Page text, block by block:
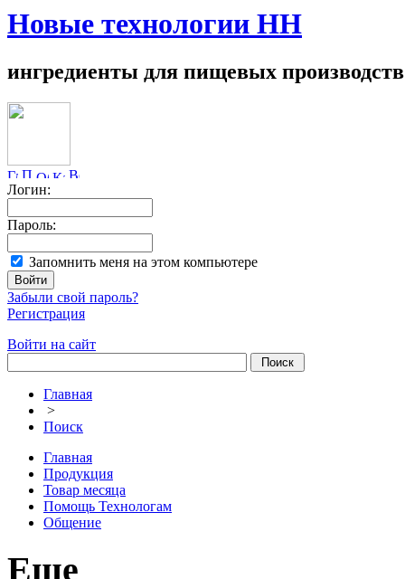
Новые технологии НН
ингредиенты для пищевых производств
Логин:
Пароль:
Запомнить меня на этом компьютере
Забыли свой пароль?
Регистрация
Войти на сайт
Главная
>
Поиск
Главная
Продукция
Товар месяца
Помощь Технологам
Общение
Еще